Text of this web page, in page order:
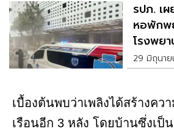
รปภ. เ
หอพักพ
โรงพยา
29 มิถุนา
เบื้องต้นพบว่าเพลิงได้สร้างคว
เรือนอีก 3 หลัง โดยบ้านซึ่งเป็